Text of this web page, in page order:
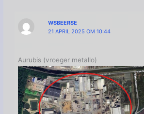
WSBEERSE
21 APRIL 2025 OM 10:44
Aurubis (vroeger metallo)